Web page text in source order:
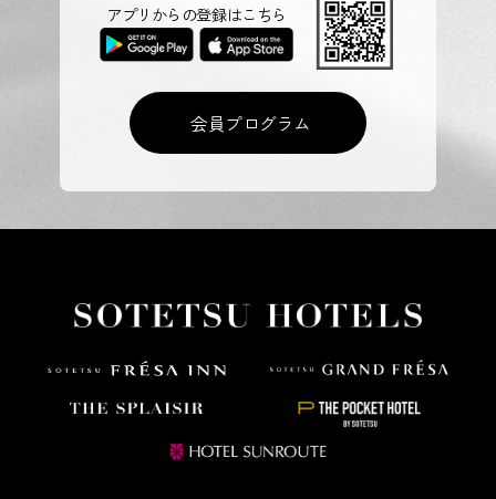
会員プログラム
アプリからの登録はこちら